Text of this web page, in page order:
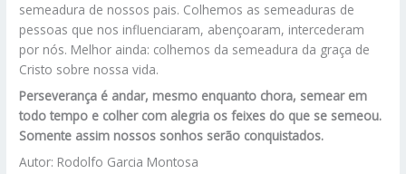
semeadura de nossos pais. Colhemos as semeaduras de
pessoas que nos influenciaram, abençoaram, intercederam
por nós. Melhor ainda: colhemos da semeadura da graça de
Cristo sobre nossa vida.
Perseverança é andar, mesmo enquanto chora, semear em
todo tempo e colher com alegria os feixes do que se semeou.
Somente assim nossos sonhos serão conquistados.
Autor: Rodolfo Garcia Montosa